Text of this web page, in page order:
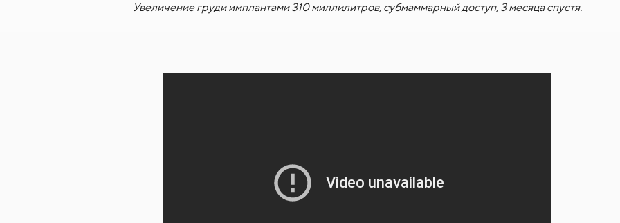
Увеличение груди имплантами 310 миллилитров, субмаммарный доступ, 3 месяца спустя.